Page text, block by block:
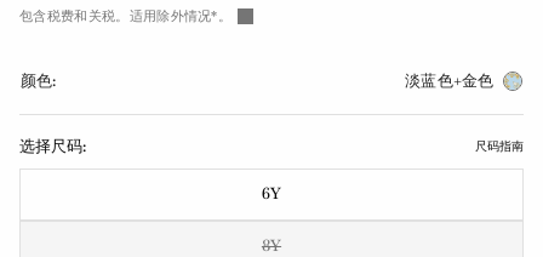
包含税费和关税。适用除外情况*。
颜色: 淡蓝色+金色
选择尺码: 尺码指南
6Y
8Y